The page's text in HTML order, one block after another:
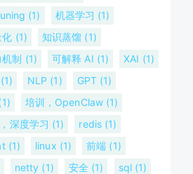
(1)
机器学习 (1)
(1)
知识蒸馏 (1)
制 (1)
可解释 AI (1)
XAI (1)
NLP (1)
GPT (1)
培训，OpenClaw (1)
深度学习 (1)
redis (1)
(1)
linux (1)
前端 (1)
netty (1) 安全 (1)
sql (1)